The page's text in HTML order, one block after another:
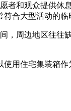
和观众提供休
合大型活动的临
周边地区往往
用住宅集装箱